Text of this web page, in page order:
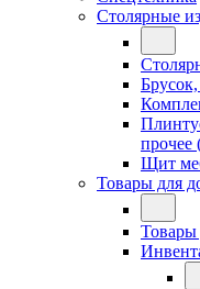
Столярные
прочее
Щит
Товары для
Товары